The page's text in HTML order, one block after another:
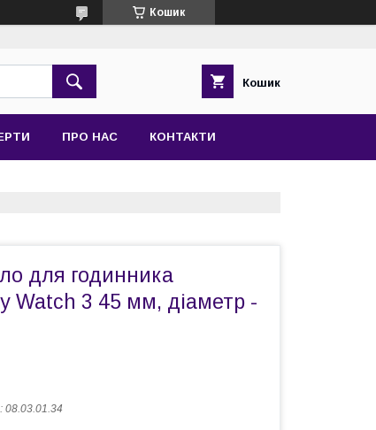
Кошик
Кошик
ПРО НАС КОНТАКТИ
для годинника
Watch 3 45 мм, діаметр -
08.03.01.34